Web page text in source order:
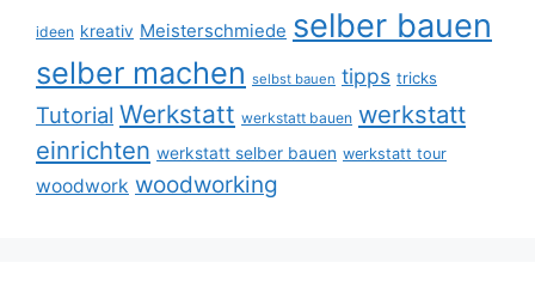
ideen kreativ Meisterschmiede selber bauen
selber machen selbst bauen tipps tricks
Tutorial Werkstatt werkstatt bauen werkstatt
einrichten werkstatt selber bauen werkstatt tour
woodwork woodworking